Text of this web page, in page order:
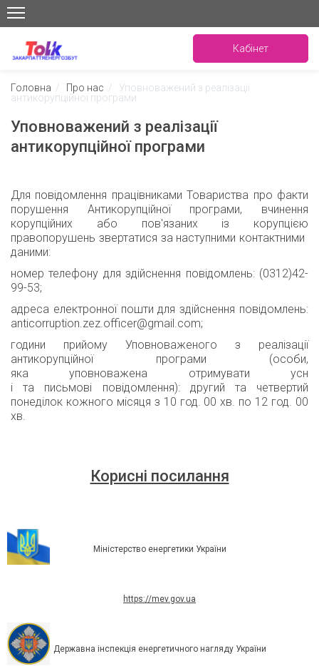
Кабінет
Головна / Про нас / Уповноважений з реалізації
антикорупційної програми
Уповноважений з реалізації
антикорупційної програми
Для повідомлення працівникамиТовариства про факти
порушення Антикорупційної програми, вчинення
корупційних або пов'язаних із корупцією
правопорушень звертатися за наступними контактними
даними:
номер телефону дляздійснення повідомлень: (0312)42-
99-53;
адреса електронної пошти дляздійснення повідомлень:
anticorruption.zez.officer@gmail.com;
години
прийому
Уповноваженого з реалізації
антикорупційної програми (особи,
якауповноважена отримувати
усн
і та письмові повідомлення): другий та четвертий
понеділок кожного місяця з 10 год. 00 хв. по 12 год. 00
хв.
Корисні посилання
Міністерство енергетики України
https://mev.gov.ua
Державна інспекція енергетичного нагляду України